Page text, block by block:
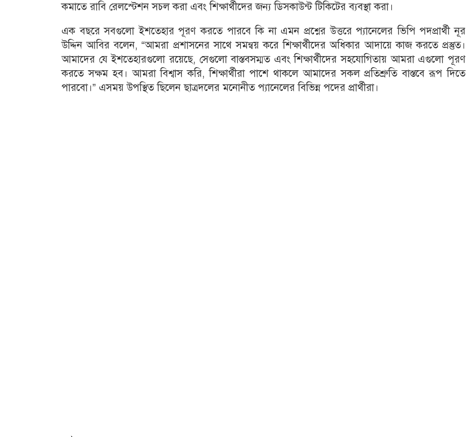
কমাতে রাবি রেলস্টেশন সচল করা এবং শিক্ষার্থীদের জন্য ডিসকাউন্ট টিকিটের ব্যবস্থা করা।
এক বছরে সবগুলো ইশতেহার পূরণ করতে পারবে কি না এমন প্রশ্নের উত্তরে প্যানেলের ভিপি পদপ্রার্থী নূর
উদ্দিন আবির বলেন, “আমরা প্রশাসনের সাথে সমন্বয় করে শিক্ষার্থীদের অধিকার আদায়ে কাজ করতে প্রস্তুত।
আমাদের যে ইশতেহারগুলো রয়েছে, সেগুলো বাস্তবসম্মত এবং শিক্ষার্থীদের সহযোগিতায় আমরা এগুলো পূরণ
করতে সক্ষম হব। আমরা বিশ্বাস করি, শিক্ষার্থীরা পাশে থাকলে আমাদের সকল প্রতিশ্রুতি বাস্তবে রূপ দিতে
পারবো।” এসময় উপস্থিত ছিলেন ছাত্রদলের মনোনীত প্যানেলের বিভিন্ন পদের প্রার্থীরা।